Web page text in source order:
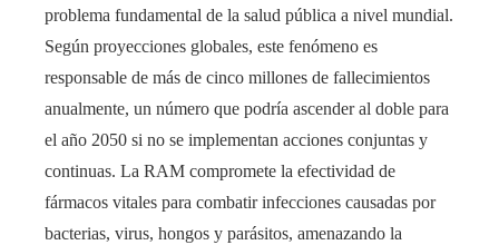
problema fundamental de la salud pública a nivel mundial.
Según proyecciones globales, este fenómeno es
responsable de más de cinco millones de fallecimientos
anualmente, un número que podría ascender al doble para
el año 2050 si no se implementan acciones conjuntas y
continuas. La RAM compromete la efectividad de
fármacos vitales para combatir infecciones causadas por
bacterias, virus, hongos y parásitos, amenazando la